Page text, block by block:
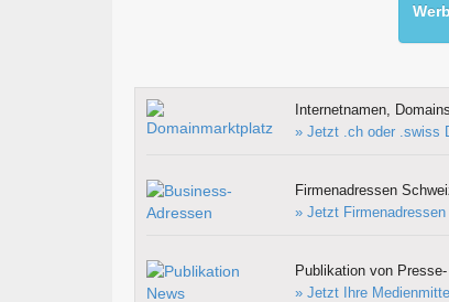
Internetnamen,
» Jetzt .ch oder .swiss
Firmenadressen
» Jetzt Firmenadressen
Publikation von
» Jetzt Ihre